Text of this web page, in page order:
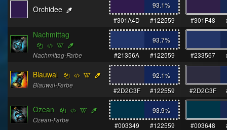
Orchidee 93.1%
#301A4D
#122559 #301F48
Nachmittag
Nachmittag-Farbe
93.7%
#21356A
#122559 #233567
Blauwal
Blauwal-Farbe
92.1%
#2D2C3F
#122559 #2D2C3F
Ozean
Ozean-Farbe
93.9%
#003349
#122559 #003648